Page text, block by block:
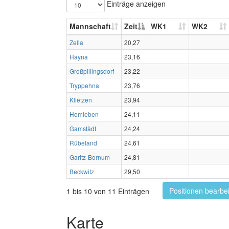
Einträge anzeigen
Mannschaft Zeit WK1 WK2
Zella
20,27
Hayna
23,16
Großpillingsdorf
23,22
Tryppehna
23,76
Klietzen
23,94
Hemleben
24,11
Gamstädt
24,24
Rübeland
24,61
Garitz-Bornum
24,81
Beckwitz
29,50
1 bis 10 von 11 Einträgen Positionen
Karte